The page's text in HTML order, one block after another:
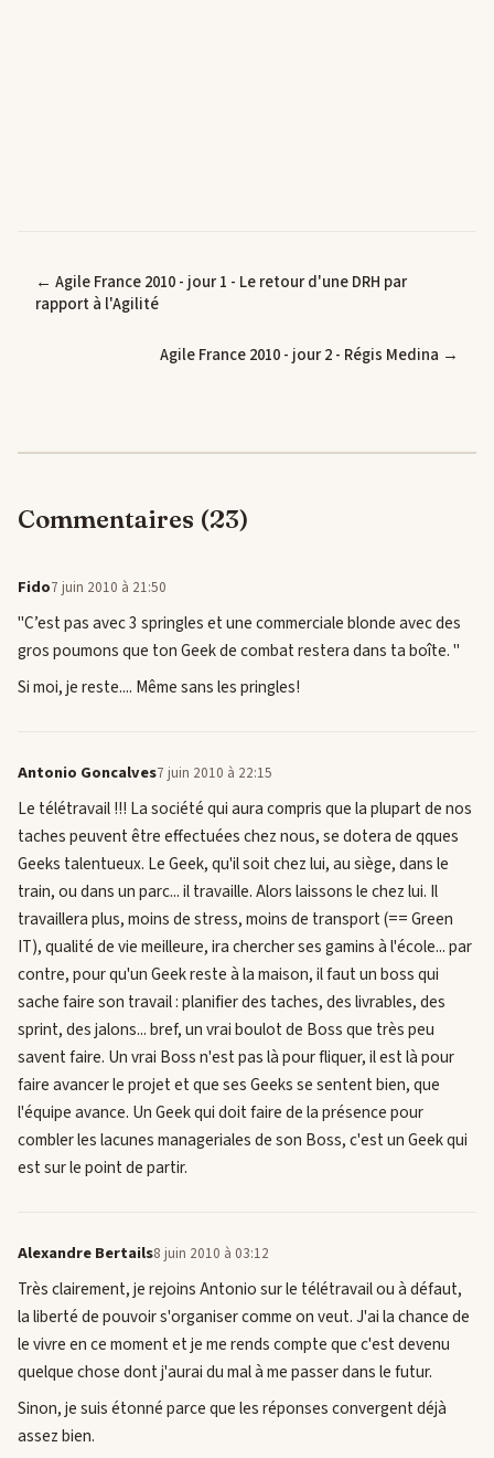
← Agile France 2010 - jour 1 - Le retour d'une DRH par
rapport à l'Agilité
Agile France 2010 - jour 2 - Régis Medina →
Commentaires (23)
Fido7 juin 2010 à 21:50
"C’est pas avec 3 springles et une commerciale blonde avec des
gros poumons que ton Geek de combat restera dans ta boîte. "
Si moi, je reste.... Même sans les pringles!
Antonio Goncalves7 juin 2010 à 22:15
Le télétravail !!! La société qui aura compris que la plupart de nos
taches peuvent être effectuées chez nous, se dotera de qques
Geeks talentueux. Le Geek, qu'il soit chez lui, au siège, dans le
train, ou dans un parc... il travaille. Alors laissons le chez lui. Il
travaillera plus, moins de stress, moins de transport (== Green
IT), qualité de vie meilleure, ira chercher ses gamins à l'école... par
contre, pour qu'un Geek reste à la maison, il faut un boss qui
sache faire son travail : planifier des taches, des livrables, des
sprint, des jalons... bref, un vrai boulot de Boss que très peu
savent faire. Un vrai Boss n'est pas là pour fliquer, il est là pour
faire avancer le projet et que ses Geeks se sentent bien, que
l'équipe avance. Un Geek qui doit faire de la présence pour
combler les lacunes manageriales de son Boss, c'est un Geek qui
est sur le point de partir.
Alexandre Bertails8 juin 2010 à 03:12
Très clairement, je rejoins Antonio sur le télétravail ou à défaut,
la liberté de pouvoir s'organiser comme on veut. J'ai la chance de
le vivre en ce moment et je me rends compte que c'est devenu
quelque chose dont j'aurai du mal à me passer dans le futur.
Sinon, je suis étonné parce que les réponses convergent déjà
assez bien.